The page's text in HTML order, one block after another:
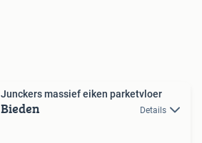
Junckers massief eiken parketvloer
Bieden Details